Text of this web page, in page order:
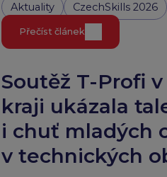
Aktuality
CzechSkills 2026
Přečíst článek
Soutěž T-Profi
kraji ukázala
i chuť mladých
v technických